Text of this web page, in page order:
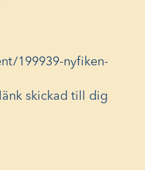
199939-nyfiken-
skickad till dig